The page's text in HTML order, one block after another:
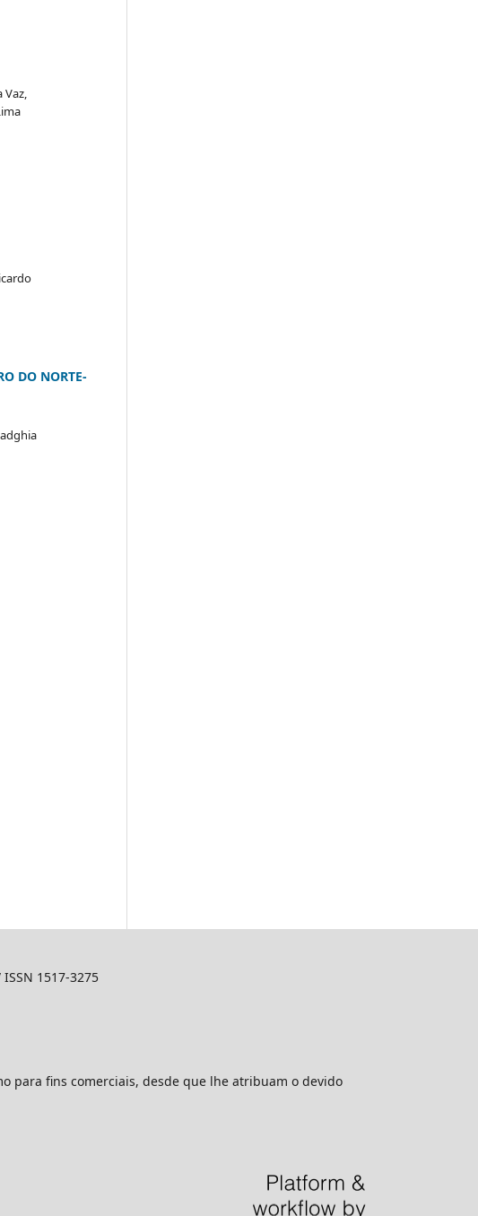
Vaz,
DO NORTE-
1517-3275
para fins comerciais, desde que lhe atribuam o devido